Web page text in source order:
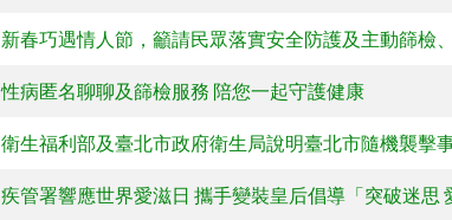
新春巧遇情人節，籲請民眾落實安全防護及主動篩檢
性病匿名聊聊及篩檢服務 陪您一起守護健康
衛生福利部及臺北市政府衛生局說明臺北市隨機襲擊
疾管署響應世界愛滋日 攜手變裝皇后倡導「突破迷思